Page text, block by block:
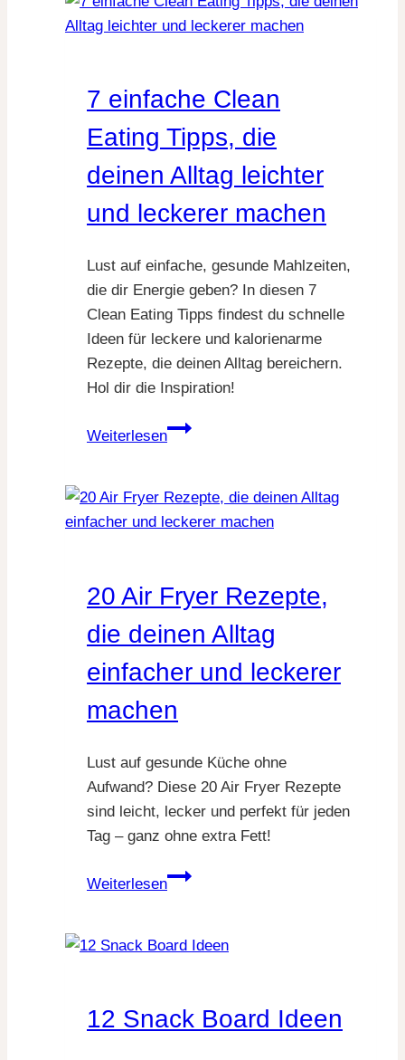
Rezept
Ideen
Tag
7 einfache Clean
Eating Tipps, die
deinen Alltag leichter
und leckerer machen
Lust auf einfache, gesunde Mahlzeiten,
die dir Energie geben? In diesen 7
Clean Eating Tipps findest du schnelle
Ideen für leckere und kalorienarme
Rezepte, die deinen Alltag bereichern.
Hol dir die Inspiration!
Weiterlesen
7
Eating
Tipps,
Alltag
und
leckerer
20 Air Fryer Rezepte,
die deinen Alltag
einfacher und leckerer
machen
Lust auf gesunde Küche ohne
Aufwand? Diese 20 Air Fryer Rezepte
sind leicht, lecker und perfekt für jeden
Tag – ganz ohne extra Fett!
Weiterlesen
20
Rezepte,
Alltag
12 Snack Board Ideen